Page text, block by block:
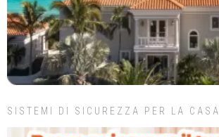
SISTEMI DI SICUREZZA PER LA CASA